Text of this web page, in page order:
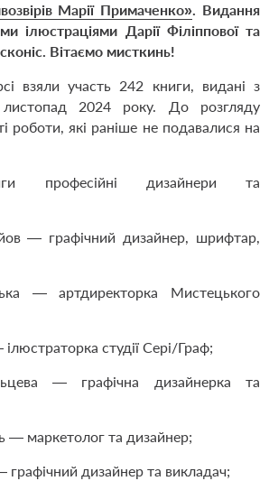
Марії Примаченко». Видання
ілюстраціями Дарії Філіппової та
Вітаємо мисткинь!
взяли участь 242 книги, видані з
2024 року. До розгляду
роботи, які раніше не подавалися на
професійні дизайнери та
— графічний дизайнер, шрифтар,
— артдиректорка Мистецького
студії Сері/Граф;
— графічна дизайнерка та
— маркетолог та дизайнер;
дизайнер та викладач;